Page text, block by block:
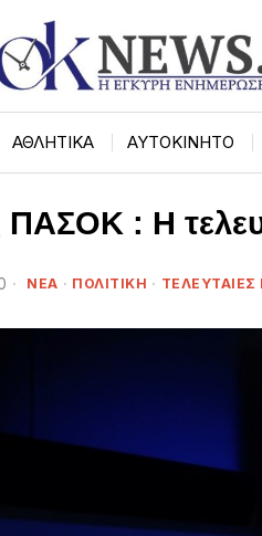
ΑΘΛΗΤΙΚΑ ΑΥΤΟΚΙΝΗΤΟ
ΠΑΣΟΚ : Η
ΝΕΑ · ΠΟΛΙΤΙΚΗ · ΤΕΛΕΥΤΑΙΕΣ